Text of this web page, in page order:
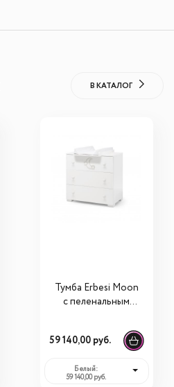
В КАТАЛОГ
Тумба Erbesi Moon
с пеленальным
59 140,00 руб.
Белый:
59 140,00 руб.